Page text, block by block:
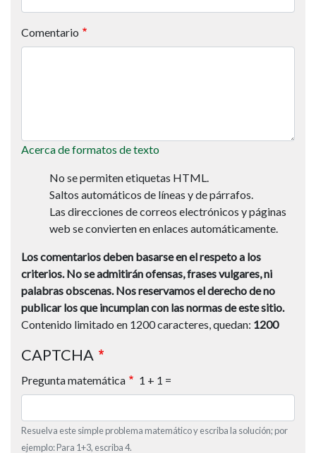
Comentario
Acerca de formatos de texto
No se permiten etiquetas HTML.
Saltos automáticos de líneas y de párrafos.
Las direcciones de correos electrónicos y páginas
web se convierten en enlaces automáticamente.
Los comentarios deben basarse en el respeto a los
criterios. No se admitirán ofensas, frases vulgares, ni
palabras obscenas. Nos reservamos el derecho de no
publicar los que incumplan con las normas de este sitio.
Contenido limitado en 1200 caracteres, quedan: 1200
CAPTCHA
Pregunta matemática 1 + 1 =
Resuelva este simple problema matemático y escriba la solución; por
ejemplo: Para 1+3, escriba 4.